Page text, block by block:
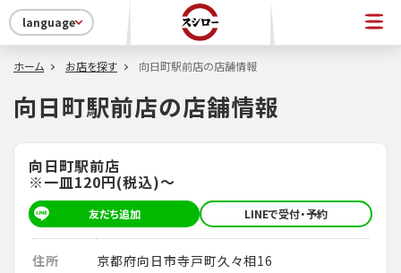
language
ホーム お店を探す 向日町駅前店の店舗情報
向日町駅前店の店舗情報
向日町駅前店
※一皿120円(税込)～
友だち追加 LINEで受付・予約
住所
京都府向日市寺戸町久々相16